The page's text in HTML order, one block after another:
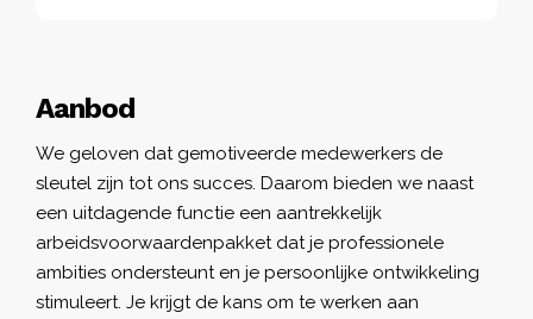
Aanbod
We geloven dat gemotiveerde medewerkers de
sleutel zijn tot ons succes. Daarom bieden we naast
een uitdagende functie een aantrekkelijk
arbeidsvoorwaardenpakket dat je professionele
ambities ondersteunt en je persoonlijke ontwikkeling
stimuleert. Je krijgt de kans om te werken aan